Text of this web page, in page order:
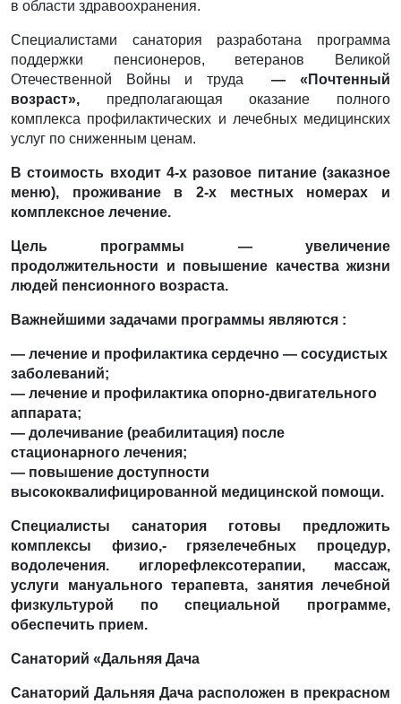
в области здравоохранения.
Специалистами санатория разработана программа
поддержки пенсионеров, ветеранов Великой
Отечественной Войны и труда— «Почтенный
возраст», предполагающая оказание полного
комплекса профилактических и лечебных медицинских
услуг по сниженным ценам.
В стоимость входит 4-х разовое питание (заказное
меню), проживание в 2-х местных номерах и
комплексное лечение.
Цель программы — увеличение
продолжительности и повышение качества жизни
людей пенсионного возраста.
Важнейшими задачами программы являются :
— лечение и профилактика сердечно — сосудистых
заболеваний;
— лечение и профилактика опорно-двигательного
аппарата;
— долечивание (реабилитация) после
стационарного лечения;
— повышение доступности
высококвалифицированной медицинской помощи.
Специалисты санатория готовы предложить
комплексы физио,- грязелечебных процедур,
водолечения. иглорефлексотерапии, массаж,
услуги мануального терапевта, занятия лечебной
физкультурой по специальной программе,
обеспечить прием.
Санаторий «Дальняя Дача
Санаторий Дальняя Дача расположен в прекрасном